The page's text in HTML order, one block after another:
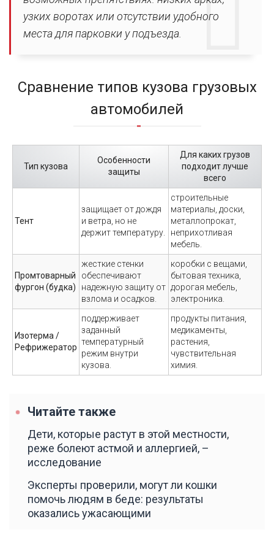
узких воротах или отсутствии удобного
места для парковки у подъезда.
Сравнение типов кузова грузовых
автомобилей
Тип кузова
Особенности
защиты
Для каких грузов
подходит лучше
всего
Тент
защищает от дождя
и ветра, но не
держит температуру.
строительные
материалы, доски,
металлопрокат,
неприхотливая
мебель.
Промтоварный
фургон (будка)
жесткие стенки
обеспечивают
надежную защиту от
взлома и осадков.
коробки с вещами,
бытовая техника,
дорогая мебель,
электроника.
Изотерма /
Рефрижератор
поддерживает
заданный
температурный
режим внутри
кузова.
продукты питания,
медикаменты,
растения,
чувствительная
химия.
Читайте также
Дети, которые растут в этой местности,
реже болеют астмой и аллергией, –
исследование
Эксперты проверили, могут ли кошки
помочь людям в беде: результаты
оказались ужасающими